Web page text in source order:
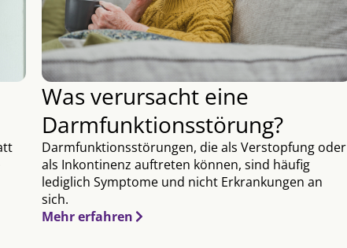
Was verursacht eine
Darmfunktionsstörung?
Darmfunktionsstörungen, die als Verstopfung oder
als Inkontinenz auftreten können, sind häufig
lediglich Symptome und nicht Erkrankungen an
sich.
Mehr erfahren